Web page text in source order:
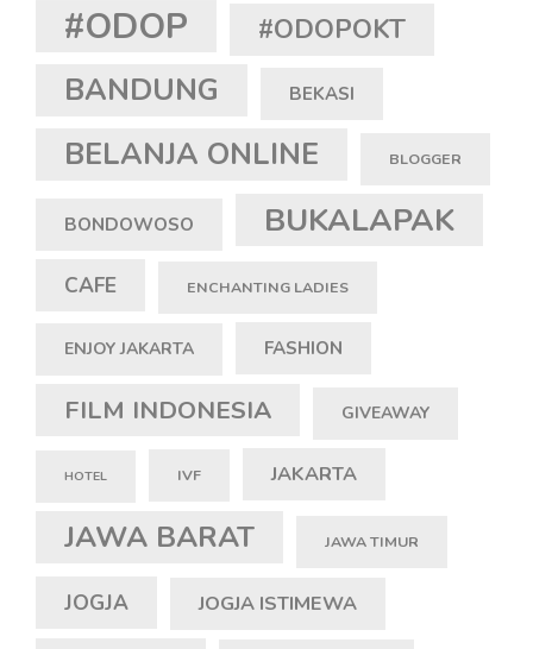
#ODOP #ODOPOKT
BANDUNG BEKASI
BELANJA ONLINE BLOGGER
BONDOWOSO BUKALAPAK
CAFE ENCHANTING LADIES
ENJOY JAKARTA FASHION
FILM INDONESIA GIVEAWAY
HOTEL IVF JAKARTA
JAWA BARAT JAWA TIMUR
JOGJA JOGJA ISTIMEWA